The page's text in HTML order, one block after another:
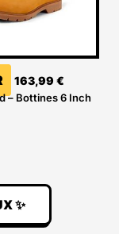
163,99 €
– Bottines 6 Inch
✨